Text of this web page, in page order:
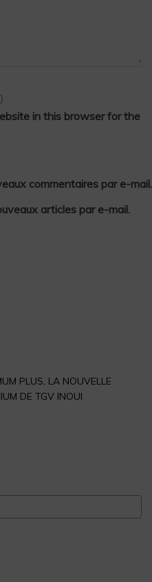
in this browser for the
commentaires par e-mail.
articles par e-mail.
PLUS, LA NOUVELLE
DE TGV INOUI